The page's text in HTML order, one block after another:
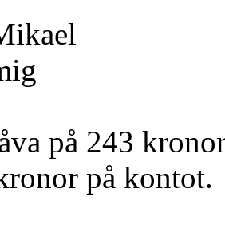
på 243
på kontot.